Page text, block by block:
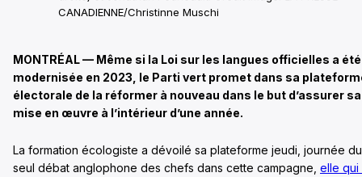
CANADIENNE/Christinne Muschi
MONTRÉAL — Même si la Loi sur les langues officielles a été
modernisée en 2023, le Parti vert promet dans sa
électorale de la réformer à nouveau dans le but d’assurer sa
mise en œuvre à l’intérieur d’une année.
La formation écologiste a dévoilé sa plateforme jeudi, journée du
seul débat anglophone des chefs dans cette campagne, elle qui